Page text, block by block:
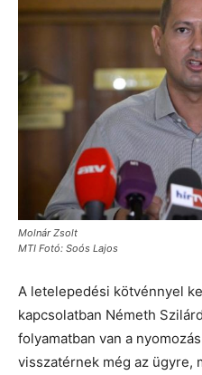
Molnár Zsolt
MTI Fotó: Soós Lajos
A letelepedési kötvénnyel
kapcsolatban Németh
folyamatban van a
visszatérnek még az ügyre,